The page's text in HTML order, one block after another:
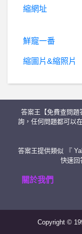
房屋交易- 台
縮網址
鮮寵一番
縮圖片&縮照片
答案王【免費查問題
詢，任何問題都可以
答案王提供類似 『
快速回
關於我們
Copyright ©